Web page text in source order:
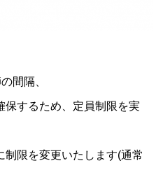
間隔、
保するため、定員制限を実
限を変更いたします(通常